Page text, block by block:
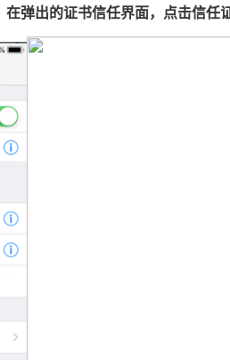
弹出的证书信任界面，点击信任